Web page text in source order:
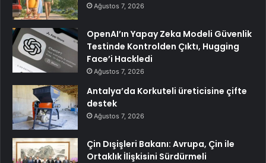
Ağustos 7, 2026
OpenAI’ın Yapay Zeka Modeli Güvenlik
Testinde Kontrolden Çıktı, Hugging
Face’i Hackledi
Ağustos 7, 2026
Antalya’da Korkuteli üreticisine çifte
destek
Ağustos 7, 2026
Çin Dışişleri Bakanı: Avrupa, Çin ile
Ortaklık İlişkisini Sürdürmeli